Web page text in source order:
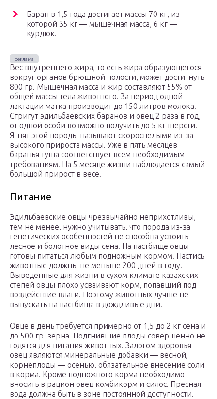
Баран в 1,5 года достигает массы 70 кг, из
которой 35 кг — мышечная масса, 6 кг —
курдюк.
Вес внутреннего жира, то есть жира образующегося
вокруг органов брюшной полости, может достигнуть
800 гр. Мышечная масса и жир составляют 55% от
общей массы тела животного. За период одной
лактации матка производит до 150 литров молока.
Стригут эдильбаевских баранов и овец 2 раза в год,
от одной особи возможно получить до 5 кг шерсти.
Ягнят этой породы называют скороспелыми из-за
высокого прироста массы. Уже в пять месяцев
баранья туша соответствует всем необходимым
требованиям. На 5 месяце жизни наблюдается самый
большой прирост в весе.
Питание
Эдильбаевские овцы чрезвычайно неприхотливы,
тем не менее, нужно учитывать, что порода из-за
генетических особенностей не способна усвоить
лесное и болотное виды сена. На пастбище овцы
готовы питаться любым подножным кормом. Пастись
животные должны не меньше 200 дней в году.
Выведенные для жизни в сухом климате казахских
степей овцы плохо усваивают корм, попавший под
воздействие влаги. Поэтому животных лучше не
выпускать на пастбища в дождливые дни.
Овце в день требуется примерно от 1,5 до 2 кг сена и
до 500 гр. зерна. Подгнившие плоды совершенно не
годятся для питания животных. Залогом здоровья
овец являются минеральные добавки — весной,
корнеплоды — осенью, обязательное внесение соли
в корма. Кроме подножного корма необходимо
вносить в рацион овец комбикорм и силос. Пресная
вода должна быть в зоне постоянной доступности.